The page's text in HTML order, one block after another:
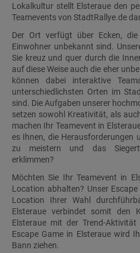
Lokalkultur stellt Elsteraue den
Teamevents von StadtRallye.de
Der Ort verfügt über Ecken,
Einwohner unbekannt sind.
Sie kreuz und quer durch die
auf diese Weise auch die eher
können dabei interaktive
unterschiedlichsten Orten im
sind. Die Aufgaben unserer
setzen sowohl Kreativität, als
machen Ihr Teamevent in
es Ihnen, die Herausforderungen
zu meistern und das
erklimmen?
Möchten Sie Ihr Teamevent in
Location abhalten? Unser
Location Ihrer Wahl
Elsteraue verbindet somit den
Elsteraue mit der Trend-
Escape Game in Elsteraue wird
Bann ziehen.